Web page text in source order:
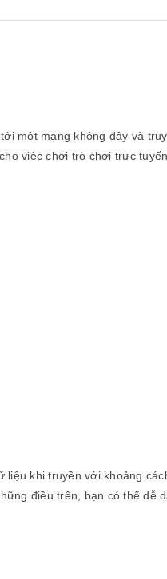
một mạng không dây và
việc chơi trò chơi trực
khi truyền với khoảng
điều trên, bạn có thể dễ